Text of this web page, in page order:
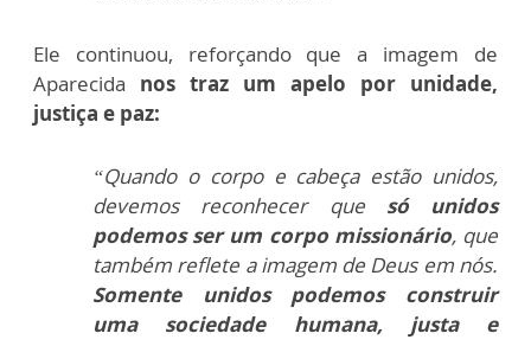
Ele continuou, reforçando que a imagem de
Aparecida nos traz um apelo por unidade,
justiça e paz:
“Quando o corpo e cabeça estão unidos,
devemos reconhecer que só unidos
podemos ser um corpo missionário, que
também reflete a imagem de Deus em nós.
Somente unidos podemos construir
uma sociedade humana, justa e